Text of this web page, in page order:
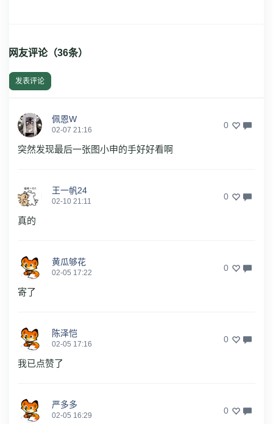
网友评论（36条）
发表评论
佩恩W
02-07 21:16 0
突然发现最后一张图小申的手好好看啊
王一帆24
02-10 21:11 0
真的
黄瓜够花
02-05 17:22 0
寄了
陈泽恺
02-05 17:16 0
我已点赞了
严多多
02-05 16:29 0